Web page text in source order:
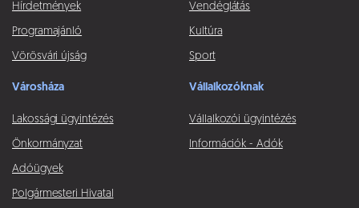
Hírdetmények
Programajánló
Vörösvári újság
Vendéglátás
Kultúra
Sport
Városháza
Lakossági ügyintézés
Önkormányzat
Adóügyek
Polgármesteri Hivatal
Vállalkozóknak
Vállalkozói ügyintézés
Információk - Adók